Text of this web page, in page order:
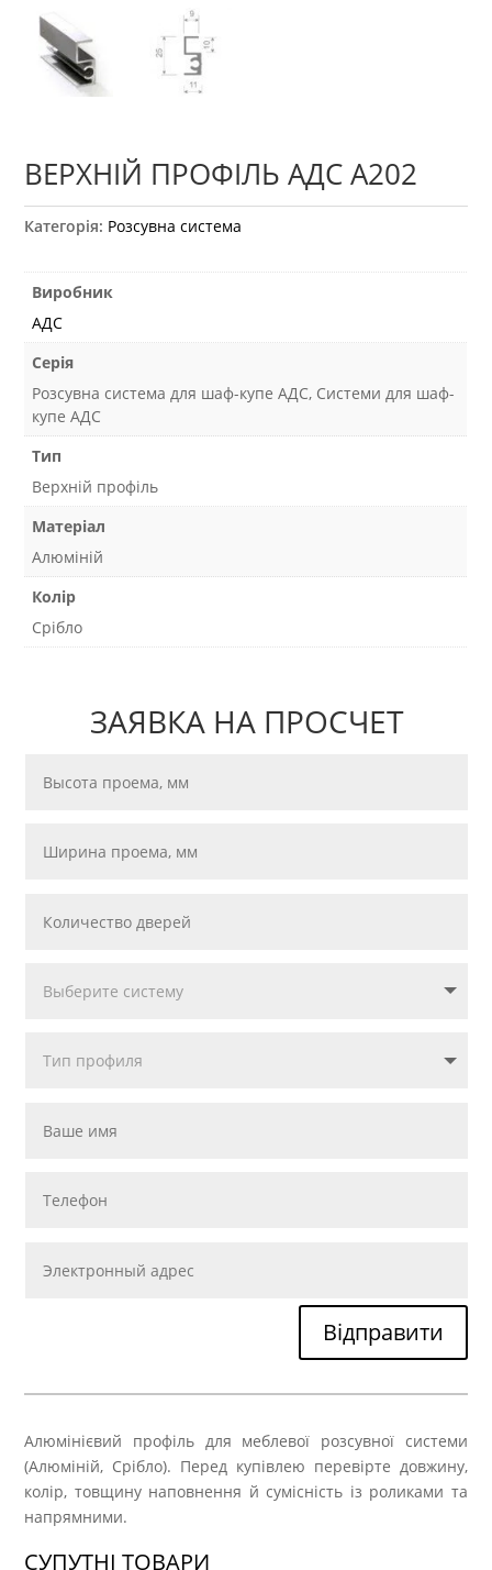
ВЕРХНІЙ ПРОФІЛЬ АДС А202
Категорія: Розсувна система
Виробник
АДС
Серія
Розсувна система для шаф-купе АДС, Системи для шаф-
купе АДС
Тип
Верхній профіль
Матеріал
Алюміній
Колір
Срібло
ЗАЯВКА НА ПРОСЧЕТ
Відправити
Алюмінієвий профіль для меблевої розсувної системи
(Алюміній, Срібло). Перед купівлею перевірте довжину,
колір, товщину наповнення й сумісність із роликами та
напрямними.
СУПУТНІ ТОВАРИ